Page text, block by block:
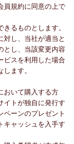
員規約に同意の上で
るものとします。
対し、当社が適当と
とし、当該変更内容
ビスを利用した場合
ます。
おいて購入する方
イトが独自に発行す
ペーンのプレゼント
キャッシュを入手す